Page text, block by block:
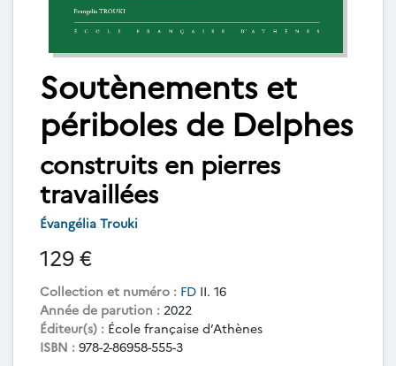
Soutènements et
périboles de Delphes
construits en pierres
travaillées
Évangélia Trouki
129 €
Collection et numéro : FD II. 16
Année de parution : 2022
Éditeur(s) : École française d’Athènes
ISBN : 978-2-86958-555-3